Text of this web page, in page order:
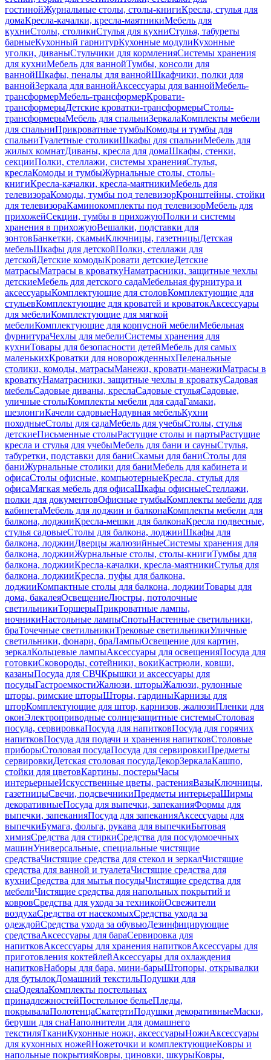
гостинойЖурнальные столы, столы-книгиКресла, стулья для
домаКресла-качалки, кресла-маятникиМебель для
кухниСтолы, столикиСтулья для кухниСтулья, табуреты
барныеКухонный гарнитурКухонные модулиКухонные
уголки, диваныСтульчики для кормленияСистемы хранения
для кухниМебель для ваннойТумбы, консоли для
ваннойШкафы, пеналы для ваннойШкафчики, полки для
ваннойЗеркала для ваннойАксессуары для ваннойМебель-
трансформерМебель-трансформерКровати-
трансформерыДетские кроватки-трансформерыСтолы-
трансформерыМебель для спальниЗеркалаКомплекты мебели
для спальниПрикроватные тумбыКомоды и тумбы для
спальниТуалетные столикиШкафы для спальниМебель для
жилых комнатДиваны, кресла для домаШкафы, стенки,
секцииПолки, стеллажи, системы храненияСтулья,
креслаКомоды и тумбыЖурнальные столы, столы-
книгиКресла-качалки, кресла-маятникиМебель для
телевизораКомоды, тумбы под телевизорКронштейны, стойки
для телевизораКаминокомплекты под телевизорМебель для
прихожейСекции, тумбы в прихожуюПолки и системы
хранения в прихожуюВешалки, подставки для
зонтовБанкетки, скамьиКлючницы, газетницыДетская
мебельШкафы для детскойПолки, стеллажи для
детскойДетские комодыКровати детскиеДетские
матрасыМатрасы в кроваткуНаматрасники, защитные чехлы
детскиеМебель для детского садаМебельная фурнитура и
аксессуарыКомплектующие для столовКомплектующие для
стульевКомплектующие для кроватей и кроватокАксессуары
для мебелиКомплектующие для мягкой
мебелиКомплектующие для корпусной мебелиМебельная
фурнитураЧехлы для мебелиСистемы хранения для
кухниТовары для безопасности детейМебель для самых
маленькихКроватки для новорожденныхПеленальные
столики, комоды, матрасыМанежи, кровати-манежиМатрасы в
кроваткуНаматрасники, защитные чехлы в кроваткуСадовая
мебельСадовые диваны, креслаСадовые стульяСадовые,
уличные столыКомплекты мебели для садаГамаки,
шезлонгиКачели садовыеНадувная мебельКухни
походныеСтолы для садаМебель для учебыСтолы, стулья
детскиеПисьменные столыРастущие столы и партыРастущие
кресла и стулья для учебыМебель для бани и сауныСтулья,
табуретки, подставки для баниСкамьи для баниСтолы для
баниЖурнальные столики для баниМебель для кабинета и
офисаСтолы офисные, компьютерныеКресла, стулья для
офисаМягкая мебель для офисаШкафы офисныеСтеллажи,
полки для документовОфисные тумбыКомплекты мебели для
кабинетаМебель для лоджии и балконаКомплекты мебели для
балкона, лоджииКресла-мешки для балконаКресла подвесные,
стулья садовыеСтолы для балкона, лоджииШкафы для
балкона, лоджииДверцы жалюзийныеСистемы хранения для
балкона, лоджииЖурнальные столы, столы-книгиТумбы для
балкона, лоджииКресла-качалки, кресла-маятникиСтулья для
балкона, лоджииКресла, пуфы для балкона,
лоджииКомпактные столы для балкона, лоджииТовары для
дома, бакалеяОсвещениеЛюстры, потолочные
светильникиТоршерыПрикроватные лампы,
ночникиНастольные лампыСпотыНастенные светильники,
браТочечные светильникиТрековые светильникиУличные
светильники, фонари, браЛампыОсвещение для картин,
зеркалКольцевые лампыАксессуары для освещенияПосуда для
готовкиСковороды, сотейники, вокиКастрюли, ковши,
казаныПосуда для СВЧКрышки и аксессуары для
посудыГастроемкостиЖалюзи, шторыЖалюзи, рулонные
шторы, римские шторыШторы, гардиныКарнизы для
шторКомплектующие для штор, карнизов, жалюзиПленки для
оконЭлектроприводные солнцезащитные системыСтоловая
посуда, сервировкаПосуда для напитковПосуда для горячих
напитковПосуда для подачи и хранения напитковСтоловые
приборыСтоловая посудаПосуда для сервировкиПредметы
сервировкиДетская столовая посудаДекорЗеркалаКашпо,
стойки для цветовКартины, постерыЧасы
интерьерныеИскусственные цветы, растенияВазыКлючницы,
газетницыСвечи, подсвечникиПредметы интерьераШирмы
декоративныеПосуда для выпечки, запеканияФормы для
выпечки, запеканияПосуда для запеканияАксессуары для
выпечкиБумага, фольга, рукава для выпечкиБытовая
химияСредства для стиркиСредства для посудомоечных
машинУниверсальные, специальные чистящие
средстваЧистящие средства для стекол и зеркалЧистящие
средства для ванной и туалетаЧистящие средства для
кухниСредства для мытья посудыЧистящие средства для
мебелиЧистящие средства для напольных покрытий и
ковровСредства для ухода за техникойОсвежители
воздухаСредства от насекомыхСредства ухода за
одеждойСредства ухода за обувьюДезинфицирующие
средстваАксессуары для бараСервировка для
напитковАксессуары для хранения напитковАксессуары для
приготовления коктейлейАксессуары для охлаждения
напитковНаборы для бара, мини-барыШтопоры, открывалки
для бутылокДомашний текстильПодушки для
снаОдеялаКомплекты постельных
принадлежностейПостельное бельеПледы,
покрывалаПолотенцаСкатертиПодушки декоративныеМаски,
беруши для снаНаполнители для домашнего
текстиляТканиКухонные ножи, аксессуарыНожиАксессуары
для кухонных ножейНожеточки и комплектующиеКовры и
напольные покрытияКовры, циновки, шкурыКовры,